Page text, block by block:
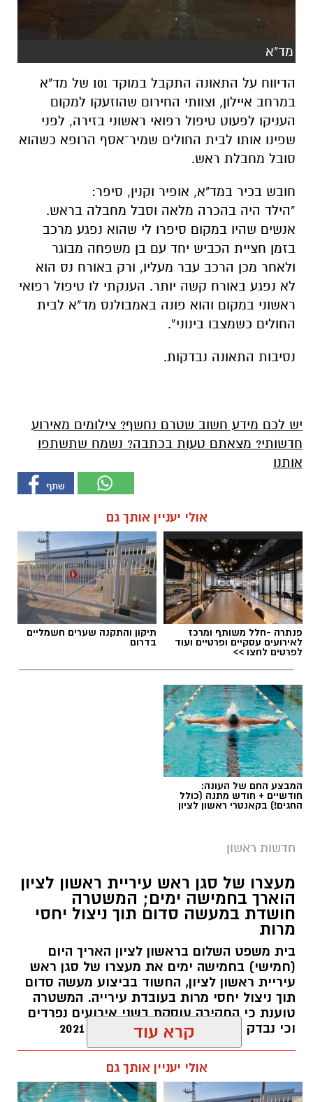
מד"א
הדיווח על התאונה התקבל במוקד 101 של מד"א
במרחב איילון, וצוותי החירום שהוזעקו למקום
העניקו לפעוט טיפול רפואי ראשוני בזירה, לפני
שפינו אותו לבית החולים שמיר־אסף הרופא כשהוא
סובל מחבלת ראש.
חובש בכיר במד"א, אופיר וקנין, סיפר:
“הילד היה בהכרה מלאה וסבל מחבלה בראש.
אנשים שהיו במקום סיפרו לי שהוא נפגע מרכב
בזמן חציית הכביש יחד עם בן משפחה מבוגר
ולאחר מכן הרכב עבר מעליו, ורק באורח נס הוא
לא נפגע באורח קשה יותר. הענקתי לו טיפול רפואי
ראשוני במקום והוא פונה באמבולנס מד"א לבית
החולים כשמצבו בינוני”.
נסיבות התאונה נבדקות.
יש לכם מידע חשוב שטרם נחשף? צילומים מאירוע
חדשותי? מצאתם טעות בכתבה? נשמח שתשתפו
אותנו
אולי יעניין אותך גם
פנתרה -חלל משותף ומרכז
לאירועים עסקיים ופרטיים ועוד
לפרטים לחצו >>
תיקון והתקנה שערים חשמליים
בדרום
המבצע החם של העונה:
חודשיים + חודש מתנה (כולל
החגים!) בקאנטרי ראשון לציון
חדשות ראשון
מעצרו של סגן ראש עיריית ראשון לציון
הוארך בחמישה ימים; המשטרה
חושדת במעשה סדום תוך ניצול יחסי
מרות
בית משפט השלום בראשון לציון האריך היום
(חמישי) בחמישה ימים את מעצרו של סגן ראש
עיריית ראשון לציון, החשוד בביצוע מעשה סדום
תוך ניצול יחסי מרות בעובדת עירייה. המשטרה
טוענת כי החקירה עוסקת בשני אירועים נפרדים
וכי נבדק חשד למקרים נוספים משנת 2021
קרא עוד
אולי יעניין אותך גם